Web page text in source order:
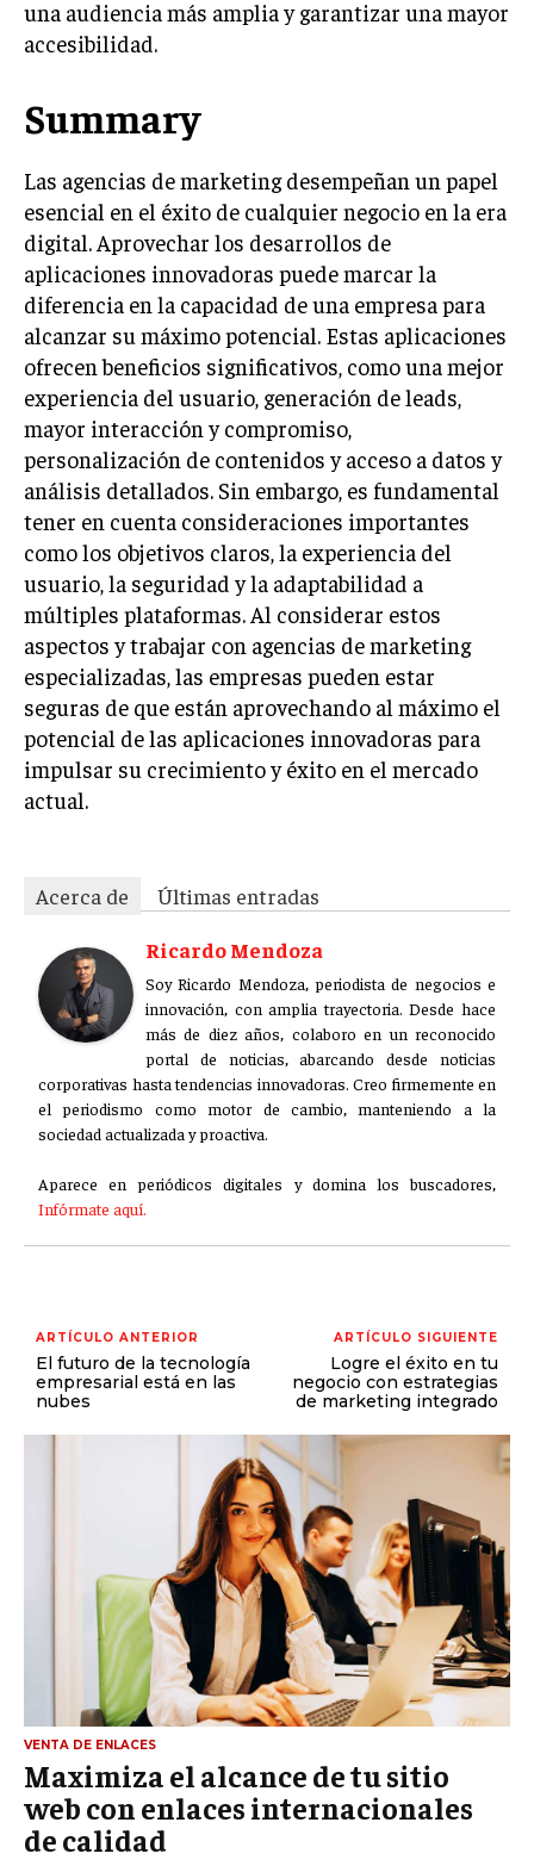
ÉTICA EMPRESARIAL Y RESPONSABILIDAD
SOCIAL
Acerca de Últimas entradas
Ricardo Mendoza
Soy Ricardo Mendoza, periodista de negocios e
innovación, con amplia trayectoria. Desde hace
más de diez años, colaboro en un reconocido
portal de noticias, abarcando desde noticias
corporativas hasta tendencias innovadoras. Creo firmemente en
el periodismo como motor de cambio, manteniendo a la
sociedad actualizada y proactiva.
Aparece en periódicos digitales y domina los buscadores,
una audiencia más amplia y garantizar una mayor
accesibilidad.
Summary
Las agencias de marketing desempeñan un papel
esencial en el éxito de cualquier negocio en la era
digital. Aprovechar los desarrollos de
aplicaciones innovadoras puede marcar la
diferencia en la capacidad de una empresa para
alcanzar su máximo potencial. Estas aplicaciones
ofrecen beneficios significativos, como una mejor
experiencia del usuario, generación de leads,
mayor interacción y compromiso,
personalización de contenidos y acceso a datos y
análisis detallados. Sin embargo, es fundamental
tener en cuenta consideraciones importantes
como los objetivos claros, la experiencia del
usuario, la seguridad y la adaptabilidad a
múltiples plataformas. Al considerar estos
aspectos y trabajar con agencias de marketing
especializadas, las empresas pueden estar
seguras de que están aprovechando al máximo el
potencial de las aplicaciones innovadoras para
impulsar su crecimiento y éxito en el mercado
actual.
Acerca de
Últimas entradas
Ricardo Mendoza
Soy Ricardo Mendoza, periodista de negocios e
innovación, con amplia trayectoria. Desde hace
más de diez años, colaboro en un reconocido
portal de noticias, abarcando desde noticias
corporativas hasta tendencias innovadoras. Creo firmemente en
el periodismo como motor de cambio, manteniendo a la
sociedad actualizada y proactiva.
Aparece en periódicos digitales y domina los buscadores,
Infórmate aquí.
ARTÍCULO ANTERIOR
El futuro de la tecnología
empresarial está en las
nubes
ARTÍCULO SIGUIENTE
Logre el éxito en tu
negocio con estrategias
de marketing integrado
VENTA DE ENLACES
Maximiza el alcance de tu sitio
web con enlaces internacionales
de calidad